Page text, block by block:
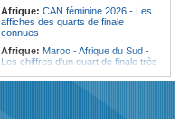
Afrique: CAN féminine 2026 - Les
affiches des quarts de finale
connues
Afrique: Maroc - Afrique du Sud -
Les chiffres d'un quart de finale très
l'avant »